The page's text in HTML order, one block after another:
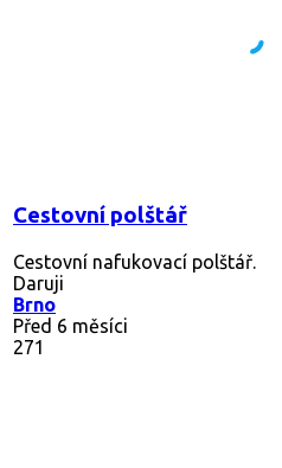
Cestovní polštář
Cestovní nafukovací polštář.
Daruji
Brno
Před 6 měsíci
271